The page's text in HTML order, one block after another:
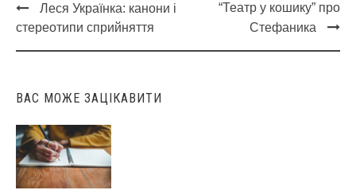
Post
navigation
Леся Українка: канони і
стереотипи сприйняття
“Театр у кошику” про
Стефаника
ВАС МОЖЕ ЗАЦІКАВИТИ